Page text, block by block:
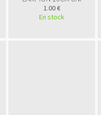
1.00 €
En stock